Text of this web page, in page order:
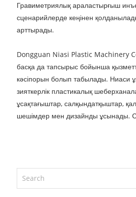
Гравиметриялық араластырғыш
сценарийлерде кеңінен
арттырады.
Dongguan Niasi Plastic Machinery
басқа да тапсырыс бойынша
кәсіпорын болып табылады. Ниаси
зияткерлік пластикалық
ұсақтағыштар, салқындатқыштар,
шешімдер мен дизайнды ұсынады.